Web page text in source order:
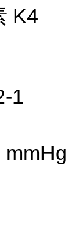
K4
1
mmHg